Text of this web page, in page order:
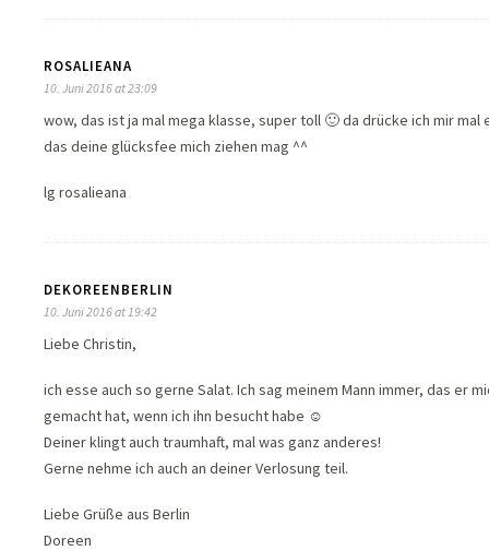
ROSALIEANA
10. Juni 2016 at 23:09
wow, das ist ja mal mega klasse, super toll 🙂 da drücke ich mir
das deine glücksfee mich ziehen mag ^^
lg rosalieana
DEKOREENBERLIN
10. Juni 2016 at 19:42
Liebe Christin,
ich esse auch so gerne Salat. Ich sag meinem Mann immer, das er
gemacht hat, wenn ich ihn besucht habe ☺
Deiner klingt auch traumhaft, mal was ganz anderes!
Gerne nehme ich auch an deiner Verlosung teil.
Liebe Grüße aus Berlin
Doreen